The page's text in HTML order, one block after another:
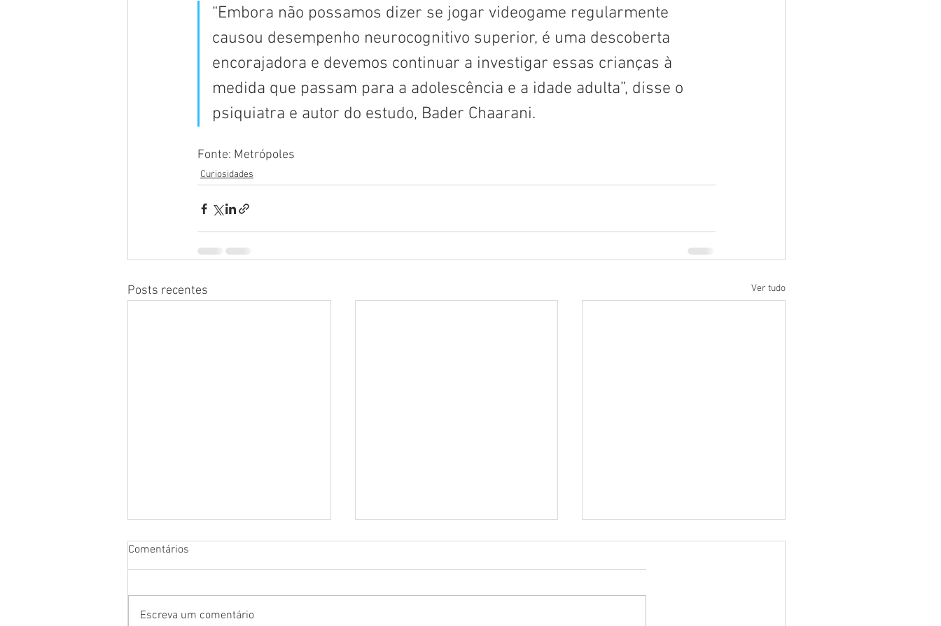
“Embora não possamos dizer se jogar videogame regularmente
causou desempenho neurocognitivo superior, é uma descoberta
encorajadora e devemos continuar a investigar essas crianças à
medida que passam para a adolescência e a idade adulta”, disse o
psiquiatra e autor do estudo, Bader Chaarani.
Fonte: Metrópoles
Curiosidades
Posts recentes Ver tudo
Comentários
Escreva um comentário